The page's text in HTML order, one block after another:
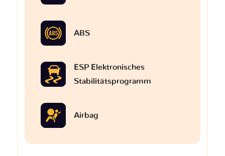
ABS
ESP Elektronisches
Stabilitätsprogramm
Airbag